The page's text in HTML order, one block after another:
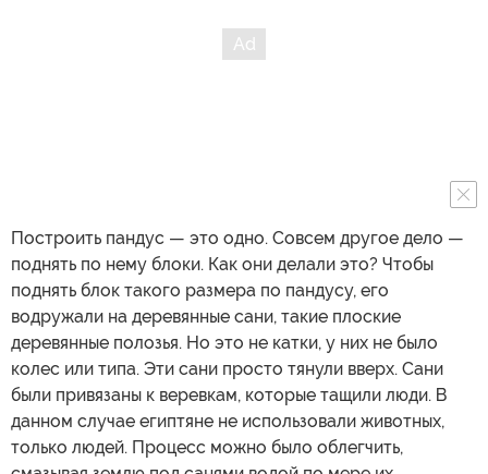
Построить пандус — это одно. Совсем другое дело —
поднять по нему блоки. Как они делали это? Чтобы
поднять блок такого размера по пандусу, его
водружали на деревянные сани, такие плоские
деревянные полозья. Но это не катки, у них не было
колес или типа. Эти сани просто тянули вверх. Сани
были привязаны к веревкам, которые тащили люди. В
данном случае египтяне не использовали животных,
только людей. Процесс можно было облегчить,